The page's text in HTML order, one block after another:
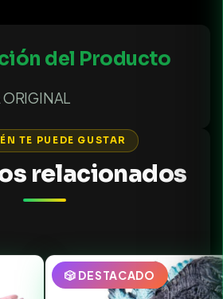
del Producto
ORIGINAL
TE PUEDE GUSTAR
relacionados
🎲 DESTACADO